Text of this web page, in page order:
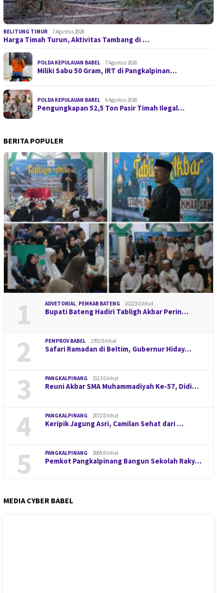
BELITUNG TIMUR 7 Agustus 2026
Harga Timah Turun, Aktivitas Tambang di …
POLDA KEPULAUAN BABEL 7 Agustus 2026
Miliki Sabu 50 Gram, IRT di Pangkalpinan…
POLDA KEPULAUAN BABEL 6 Agustus 2026
Pengungkapan 52,5 Ton Pasir Timah Ilegal…
BERITA POPULER
1 ADVETORIAL PEMKAB BATENG 10223 Dilihat
Bupati Bateng Hadiri Tabligh Akbar Perin…
2 PEMPROV BABEL 2392 Dilihat
Safari Ramadan di Beltim, Gubernur Hiday…
3 PANGKALPINANG 2113 Dilihat
Reuni Akbar SMA Muhammadiyah Ke-57, Didi…
4 PANGKALPINANG 2072 Dilihat
Keripik Jagung Asri, Camilan Sehat dari …
5 PANGKALPINANG 2069 Dilihat
Pemkot Pangkalpinang Bangun Sekolah Raky…
MEDIA CYBER BABEL